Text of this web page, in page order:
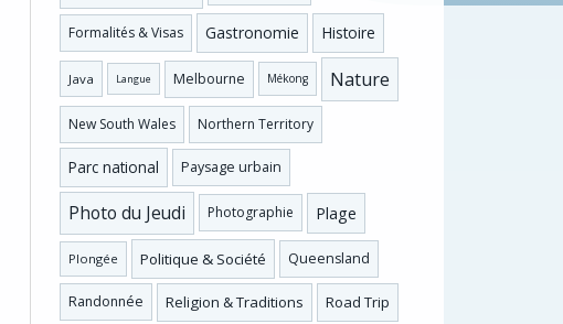
Formalités & Visas Gastronomie Histoire
Java Langue Melbourne Mékong Nature
New South Wales Northern Territory
Parc national Paysage urbain
Photo du Jeudi Photographie Plage
Plongée Politique & Société Queensland
Randonnée Religion & Traditions Road Trip